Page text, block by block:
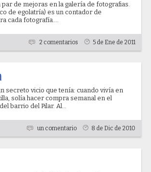
de mejoras en la galería de fotografias.
de egolatría) es un contador de
cada fotografía....
2 comentarios 5 de Ene de 2011
secreto vicio que tenía: cuando vivía en
solía hacer compra semanal en el
barrio del Pilar. Al...
un comentario 8 de Dic de 2010